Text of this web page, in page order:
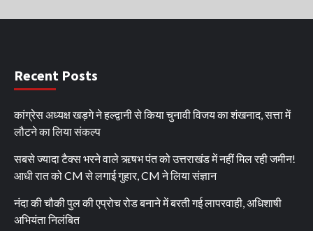
Recent Posts
कांग्रेस अध्यक्ष खड़गे ने हल्द्वानी से किया चुनावी विजय का शंखनाद, सत्ता में
लौटने का लिया संकल्प
सबसे ज्यादा टैक्स भरने वाले ऋषभ पंत को उत्तराखंड में नहीं मिल रही जमीन!
आधी रात को CM से लगाई गुहार, CM ने लिया संज्ञान
नंदा की चौकी पुल की एप्रोच रोड बनाने में बरती गई लापरवाही, अधिशाषी
अभियंता निलंबित